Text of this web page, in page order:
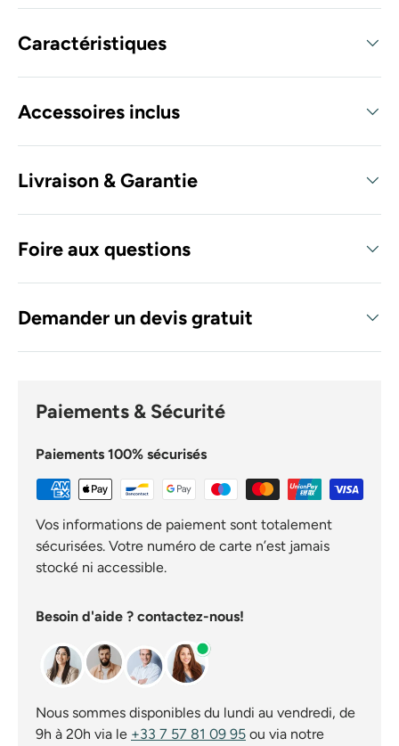
Caractéristiques
Accessoires inclus
Livraison & Garantie
Foire aux questions
Demander un devis gratuit
Paiements & Sécurité
Paiements 100% sécurisés
Vos informations de paiement sont totalement
sécurisées. Votre numéro de carte n’est jamais
stocké ni accessible.
Besoin d'aide ? contactez-nous!
Nous sommes disponibles du lundi au vendredi, de
9h à 20h via le +33 7 57 81 09 95 ou via notre